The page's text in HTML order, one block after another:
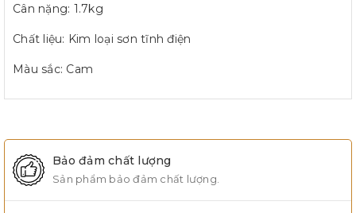
Cân nặng: 1.7kg
Chất liệu: Kim loại sơn tĩnh điện
Màu sắc: Cam
Bảo đảm chất lượng
Sản phẩm bảo đảm chất lượng.